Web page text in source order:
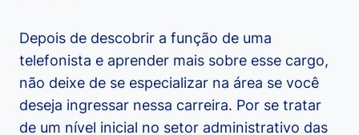
Depois de descobrir a função de uma
telefonista e aprender mais sobre esse cargo,
não deixe de se especializar na área se você
deseja ingressar nessa carreira. Por se tratar
de um nível inicial no setor administrativo das